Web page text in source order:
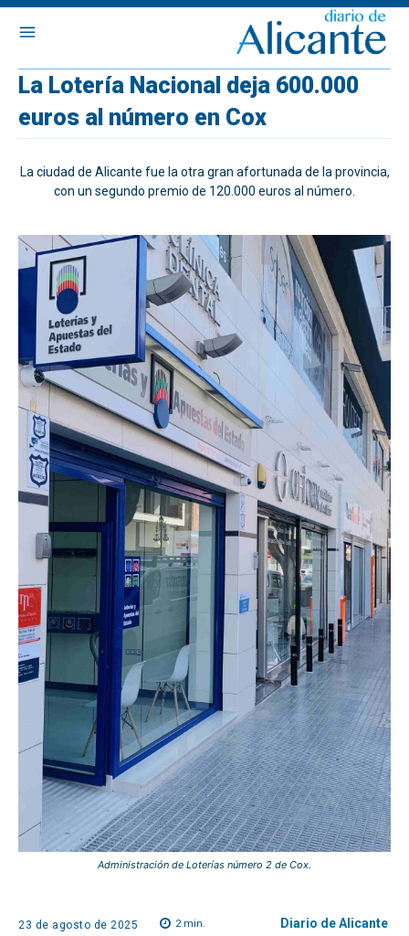
La Lotería Nacional deja 600.000
euros al número en Cox
La ciudad de Alicante fue la otra gran afortunada de la provincia,
con un segundo premio de 120.000 euros al número.
Administración de Loterías número 2 de Cox.
23 de agosto de 2025 2min. Diario de Alicante